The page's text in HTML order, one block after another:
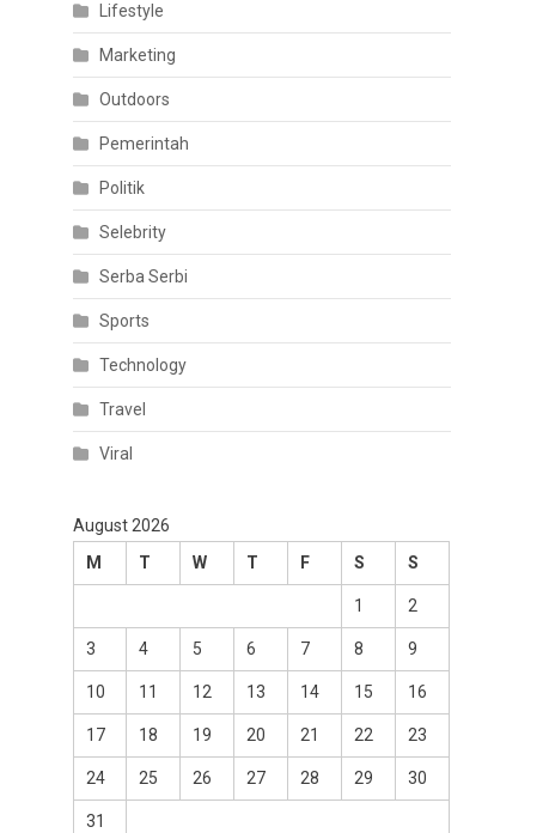
Lifestyle
Marketing
Outdoors
Pemerintah
Politik
Selebrity
Serba Serbi
Sports
Technology
Travel
Viral
August 2026
M
T W T F S S
1 2
3 4 5 6 7 8 9
10 11 12 13 14 15 16
17 18 19 20 21 22 23
24 25 26 27 28 29 30
31